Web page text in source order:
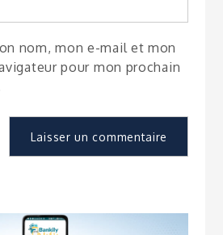
nom, mon e-mail et mon
pour mon prochain